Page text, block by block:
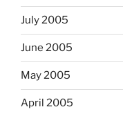
July 2005
June 2005
May 2005
April 2005